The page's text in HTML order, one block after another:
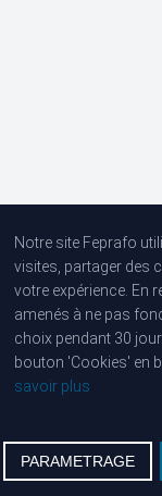
Tel :
Notre site Feprafo
visites, partager des
votre expérience. En
amenés à ne pas
choix pendant 30
bouton 'Cookies' en
savoir plus
PARAMETRAGE